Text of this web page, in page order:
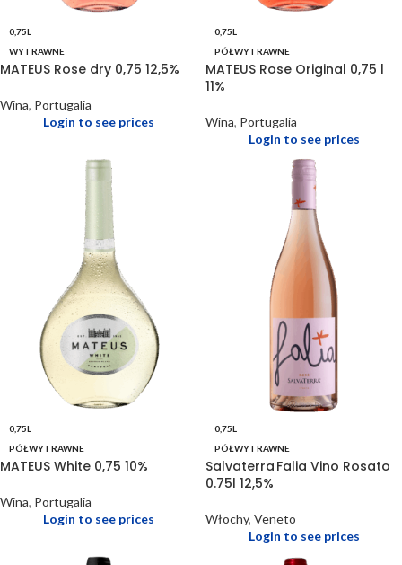
0,75L
WYTRAWNE
MATEUS Rose dry 0,75 12,5%
Wina, Portugalia
Login to see prices
0,75L
PÓŁWYTRAWNE
MATEUS Rose Original 0,75 l
11%
Wina, Portugalia
Login to see prices
0,75L
PÓŁWYTRAWNE
MATEUS White 0,75 10%
Wina, Portugalia
Login to see prices
0,75L
PÓŁWYTRAWNE
Salvaterra Falia Vino Rosato
0.75l 12,5%
Włochy, Veneto
Login to see prices